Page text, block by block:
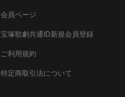
会員ページ
宝塚歌劇共通ID新規会員登録
ご利用規約
特定商取引法について